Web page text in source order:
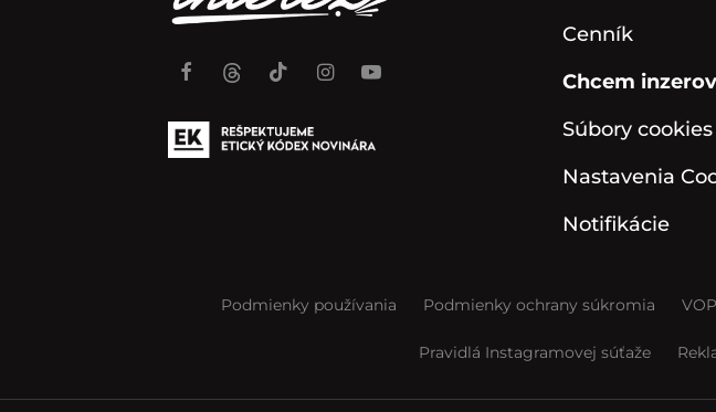
Cenník
Chcem
Súbory cookies
Nastavenia
Notifikácie
Podmienky používania Podmienky ochrany súkromia
Pravidlá Instagramovej súťaže